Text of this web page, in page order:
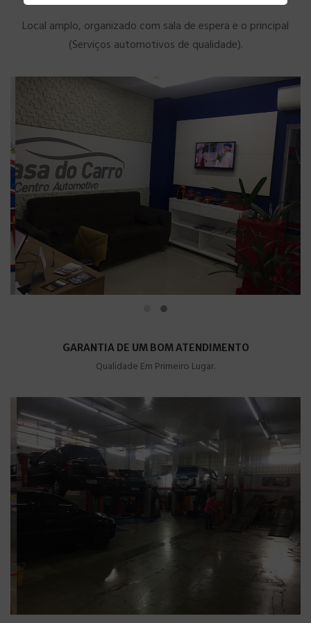
Local amplo, organizado com sala de espera e o principal
(Serviços automotivos de qualidade).
GARANTIA DE UM BOM ATENDIMENTO
Qualidade Em Primeiro Lugar.